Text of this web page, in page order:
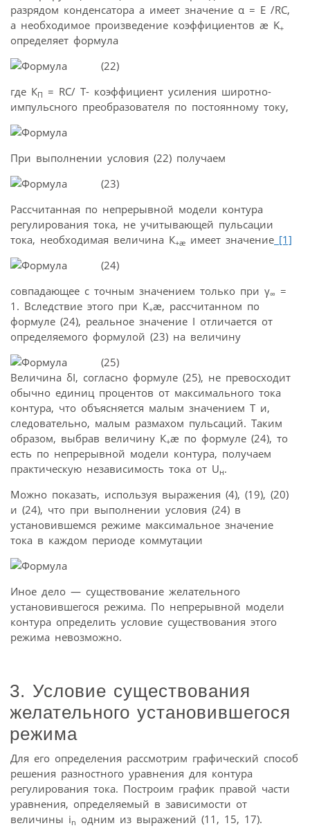
разрядом конденсатора а имеет значение α = Е /RC,
а необходимое произведение коэффициентов æ K+
определяет формула
(22)
где КП = RC/ Т- коэффициент усиления широтно-
импульсного преобразователя по постоянному току,
При выполнении условия (22) получаем
(23)
Рассчитанная по непрерывной модели контура
регулирования тока, не учитывающей пульсации
тока, необходимая величина К+æ имеет значение [1]
(24)
совпадающее с точным значением только при γ∞ =
1. Вследствие этого при К+æ, рассчитанном по
формуле (24), реальное значение I отличается от
определяемого формулой (23) на величину
(25)
Величина δI, согласно формуле (25), не превосходит
обычно единиц процентов от максимального тока
контура, что объясняется малым значением Т и,
следовательно, малым размахом пульсаций. Таким
образом, выбрав величину К+æ по формуле (24), то
есть по непрерывной модели контура, получаем
практическую независимость тока от Uн.
Можно показать, используя выражения (4), (19), (20)
и (24), что при выполнении условия (24) в
установившемся режиме максимальное значение
тока в каждом периоде коммутации
Иное дело — существование желательного
установившегося режима. По непрерывной модели
контура определить условие существования этого
режима невозможно.
3. Условие существования
желательного установившегося
режима
Для его определения рассмотрим графический способ
решения разностного уравнения для контура
регулирования тока. Построим график правой части
уравнения, определяемый в зависимости от
величины in одним из выражений (11, 15, 17).